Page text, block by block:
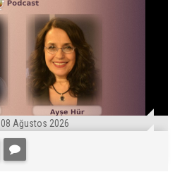
08 Ağustos 2026